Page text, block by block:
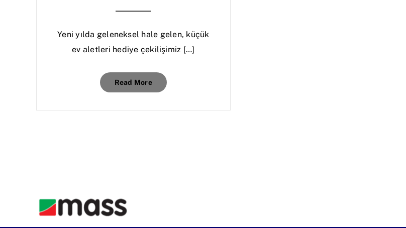
Yeni yılda geleneksel hale gelen, küçük
ev aletleri hediye çekilişimiz […]
Read More